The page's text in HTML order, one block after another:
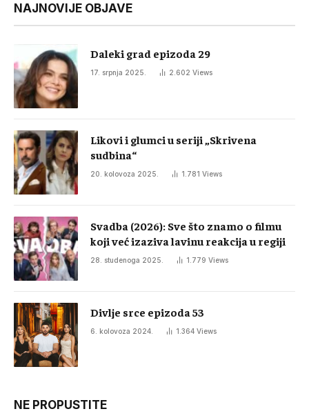
NAJNOVIJE OBJAVE
Daleki grad epizoda 29
17. srpnja 2025. 2.602 Views
Likovi i glumci u seriji „Skrivena
sudbina“
20. kolovoza 2025. 1.781 Views
Svadba (2026): Sve što znamo o filmu
koji već izaziva lavinu reakcija u regiji
28. studenoga 2025. 1.779 Views
Divlje srce epizoda 53
6. kolovoza 2024. 1.364 Views
NE PROPUSTITE